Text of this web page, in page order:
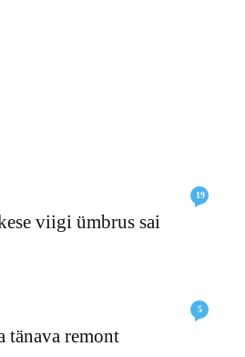
19
viigi ümbrus sai
5
tänava remont